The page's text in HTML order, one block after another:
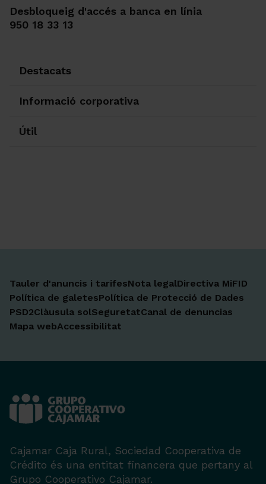
Desbloqueig d'accés a banca en línia
950 18 33 13
Destacats
Informació corporativa
Útil
Tauler d'anuncis i tarifesNota legalDirectiva MiFID
Política de galetesPolítica de Protecció de Dades
PSD2Clàusula solSeguretatCanal de denuncias
Mapa webAccessibilitat
Cajamar Caja Rural, Sociedad Cooperativa de
Crédito és una entitat financera que pertany al
Grupo Cooperativo Cajamar.